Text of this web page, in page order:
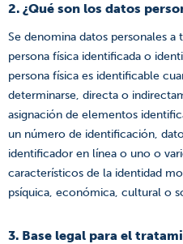
2. ¿Qué son los datos
Se denomina datos personales
persona física identificada o
persona física es identificable
determinarse, directa o
asignación de elementos
un número de identificación,
identificador en línea o uno o
característicos de la identidad
psíquica, económica, cultural o
3. Base legal para el